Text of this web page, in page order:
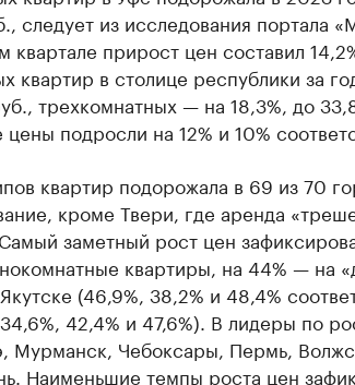
следует из исследования портала
квартале прирост цен составил
квартир в столице республики за
трехкомнатных — на 18,3%, до
подросли на 12% и 10%
квартир подорожала в 69 из 70
кроме Твери, где аренда
заметный рост цен
квартиры, на 44% — на
(46,9%, 38,2% и 48,4%
42,4% и 47,6%). В лидеры по
Мурманск, Чебоксары, Пермь,
Наименьшие темпы роста цен